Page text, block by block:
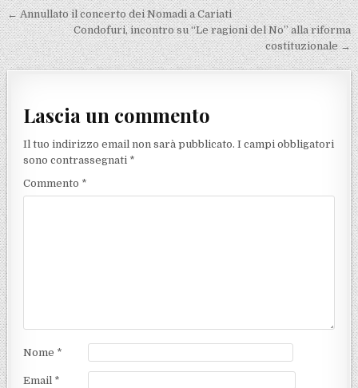
Navigazione articoli
← Annullato il concerto dei Nomadi a Cariati
Condofuri, incontro su “Le ragioni del No” alla riforma
costituzionale →
Lascia un commento
Il tuo indirizzo email non sarà pubblicato. I campi obbligatori
sono contrassegnati *
Commento *
Nome *
Email *